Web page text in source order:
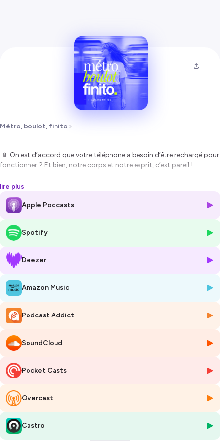
Métro, boulot, finito
📱 On est d’accord que votre téléphone a besoin d’être rechargé pour
fonctionner ? Et bien, notre corps et notre esprit, c’est pareil !
On a tendance à oublier que chaque action, chaque décision, chaque
interaction consomme notre énergie. Et quand le niveau de batterie
est bas, l’épuisement n’est pas loin…
🎙️ Dans ce nouvel épisode de
conquête d’un outil pour vous aider à rester en vigilance et prévenir
🕰 CHAPITRES
01:44 - #1 Comprendre comment fonctionne notre énergie
04:42 - #3 Ce qu’on entend par « activité »
07:46 - #4 Le vase d’énergie comme outil pour prévenir l’épuisement
Bonne écoute 🎧
Post-production : Christopher Bouts (M.I.R.E 2.0)
L'épisode #04 sur les différents épuisements pro :
https://smartlink.ausha.co/metro-boulot-finito/burn-out-bore-out-
et-brown-out-10-minutes-pour-les-comprendre
lire plus
Apple Podcasts
Spotify
Deezer
Amazon Music
Podcast Addict
SoundCloud
Pocket Casts
Overcast
Castro